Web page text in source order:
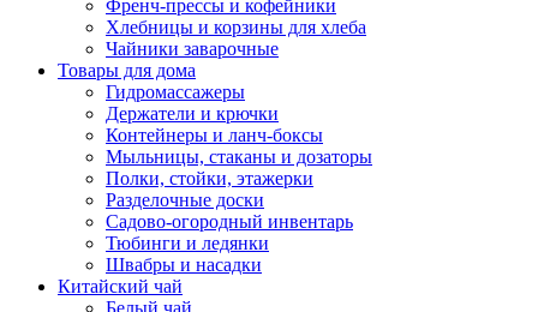
Френч-прессы и кофейники
Хлебницы и корзины для хлеба
Чайники заварочные
Товары для дома
Гидромассажеры
Держатели и крючки
Контейнеры и ланч-боксы
Мыльницы, стаканы и дозаторы
Полки, стойки, этажерки
Разделочные доски
Садово-огородный инвентарь
Тюбинги и ледянки
Швабры и насадки
Китайский чай
Белый чай